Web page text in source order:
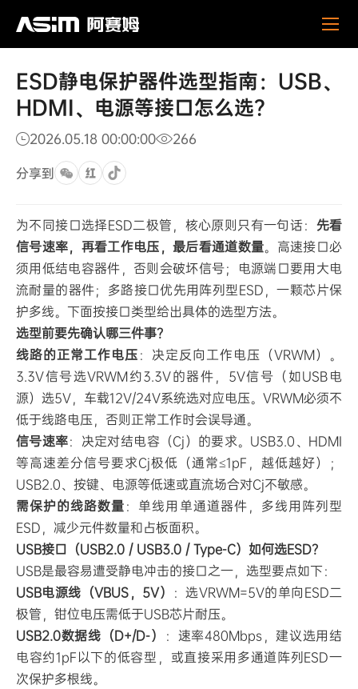
电
南：
HDMI、
选？
新闻活动 公司新闻
ESD静电保护器件选型指南：USB、
HDMI、电源等接口怎么选？
2026.05.18 00:00:00 266
分享到
为不同接口选择ESD二极管，核心原则只有一句话： 先看
信号速率，再看工作电压，最后看通道数量。高速接口必
须用低结电容器件，否则会破坏信号；电源端口要用大电
流耐量的器件；多路接口优先用阵列型ESD，一颗芯片保
护多线。下面按接口类型给出具体的选型方法。
选型前要先确认哪三件事？
线路的正常工作电压：决定反向工作电压（VRWM）。
3.3V信号选VRWM约3.3V的器件，5V信号（如USB电
源）选5V，车载12V/24V系统选对应电压。VRWM必须不
低于线路电压，否则正常工作时会误导通。
信号速率：决定对结电容（Cj）的要求。USB3.0、HDMI
等高速差分信号要求Cj极低（通常≤1pF，越低越好）；
USB2.0、按键、电源等低速或直流场合对Cj不敏感。
需保护的线路数量：单线用单通道器件，多线用阵列型
ESD，减少元件数量和占板面积。
USB接口（USB2.0 / USB3.0 / Type-C）如何选ESD？
USB是最容易遭受静电冲击的接口之一，选型要点如下：
USB电源线（VBUS，5V）
：选VRWM=5V的单向ESD二
极管，钳位电压需低于USB芯片耐压。
USB2.0数据线（D+/D-）
：速率480Mbps，建议选用结
电容约1pF以下的低容型，或直接采用多通道阵列ESD一
次保护多根线。